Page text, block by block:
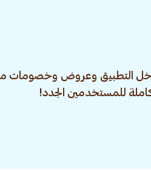
التطبيق وعروض وخصومات
للمستخدمين الجدد!